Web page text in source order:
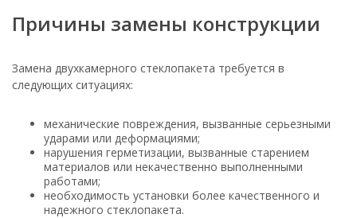
Причины замены конструкции
Замена двухкамерного стеклопакета требуется в
следующих ситуациях:
механические повреждения, вызванные серьезными
ударами или деформациями;
нарушения герметизации, вызванные старением
материалов или некачественно выполненными
работами;
необходимость установки более качественного и
надежного стеклопакета.